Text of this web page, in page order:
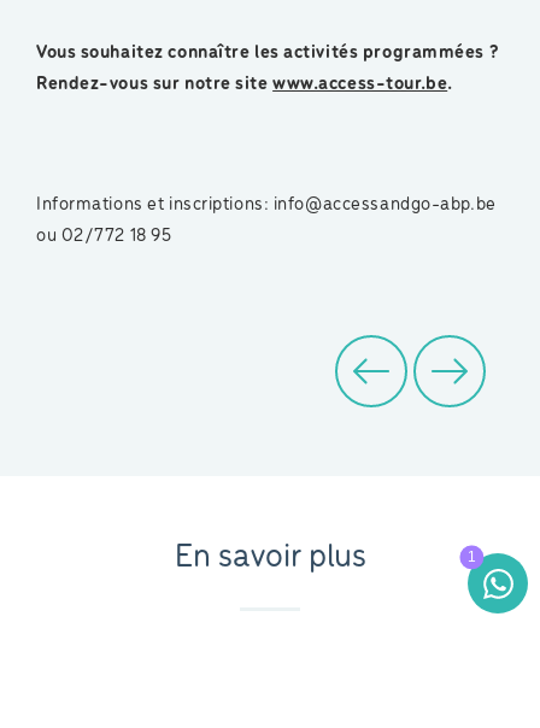
Vous souhaitez connaître les activités programmées ?
Rendez-vous sur notre sitewww.access-tour.be.
Informations et inscriptions: info@accessandgo-abp.be
ou 02/772 18 95
En savoir plus